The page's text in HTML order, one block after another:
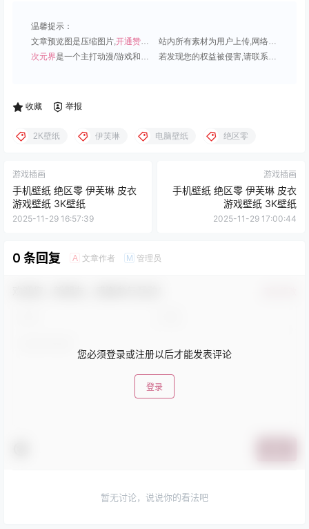
温馨提示：
文章预览图是压缩图片,开通赞助会员 可免费下载超清原图;
站内所有素材为用户上传,网络分享或原创,请勿用于商业用途;
次元界是一个主打动漫/游戏和虚拟偶像角色的插画壁纸平台; 若发现您的权益被侵害,请联系QQ1815919191,我们尽快处理.
收藏 举报
2K壁纸 伊芙琳 电脑壁纸 绝区零
游戏插画
手机壁纸 绝区零 伊芙琳 皮衣
游戏壁纸 3K壁纸
2025-11-29 16:57:39
游戏插画
手机壁纸 绝区零 伊芙琳 皮衣
游戏壁纸 3K壁纸
2025-11-29 17:00:44
0 条回复 A 文章作者 M 管理员
您必须登录或注册以后才能发表评论
登录
暂无讨论，说说你的看法吧